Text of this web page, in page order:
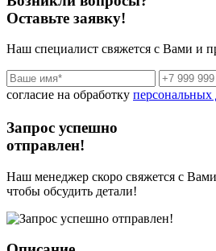
Оставьте заявку!
Наш специалист свяжется с Вами и
согласие на обработку
Запрос успешно
отправлен!
Наш менеджер скоро свяжется с
чтобы обсудить детали!